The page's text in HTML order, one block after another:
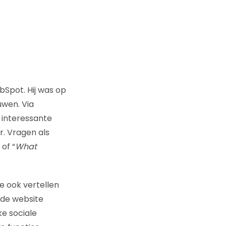
Hij was op
Via
Vragen als
of “What
ook vertellen
website
sociale